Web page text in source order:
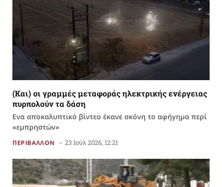
(Και) οι γραμμές μεταφοράς ηλεκτρικής ενέργειας
πυρπολούν τα δάση
Ενα αποκαλυπτικό βίντεο έκανε σκόνη το αφήγημα περί
«εμπρηστών»
ΠΕΡΙΒΑΛΛΟΝ 23 Ιούλ 2026, 12:21